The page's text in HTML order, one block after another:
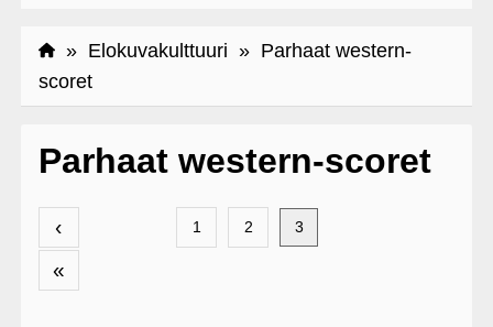
» Elokuvakulttuuri » Parhaat western-
scoret
Parhaat western-scoret
‹
«
1 2 3